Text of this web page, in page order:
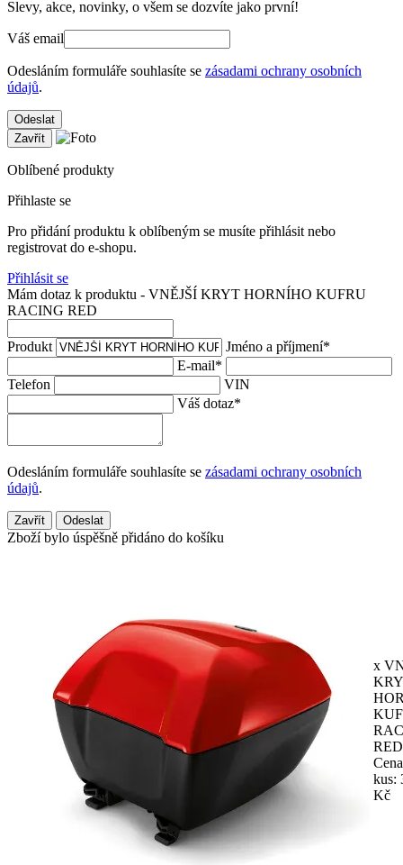
Slevy, akce, novinky, o všem se dozvíte jako první!
Váš email
Odesláním formuláře souhlasíte se zásadami ochrany osobních
údajů.
Odeslat
Zavřít
Oblíbené produkty
Přihlaste se
Pro přidání produktu k oblíbeným se musíte přihlásit nebo
registrovat do e-shopu.
Přihlásit se
Mám dotaz k produktu - VNĚJŠÍ KRYT HORNÍHO KUFRU
RACING RED
Produkt Jméno a příjmení*
E-mail*
Telefon
VIN
Váš dotaz*
Odesláním formuláře souhlasíte se zásadami ochrany osobních
údajů.
Zavřít Odeslat
Zboží bylo úspěšně přidáno do košíku
x
RED
kus:
Kč